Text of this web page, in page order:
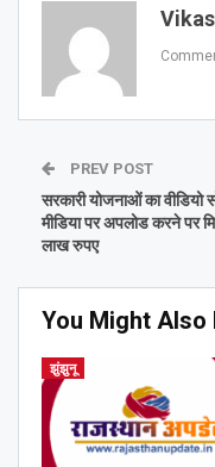
PREV POST
सरकारी योजनाओं का वीडियो
मीडिया पर अपलोड करने पर
लाख रुपए
You Might Also
झुंझुनू